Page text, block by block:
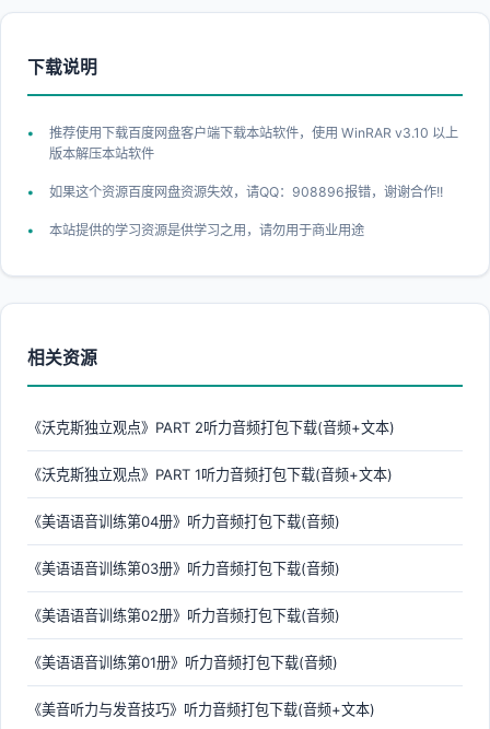
下载说明
推荐使用下载百度网盘客户端下载本站软件，使用 WinRAR v3.10 以上
版本解压本站软件
如果这个资源百度网盘资源失效，请QQ：908896报错，谢谢合作!!
本站提供的学习资源是供学习之用，请勿用于商业用途
相关资源
《沃克斯独立观点》PART 2听力音频打包下载(音频+文本)
《沃克斯独立观点》PART 1听力音频打包下载(音频+文本)
《美语语音训练第04册》听力音频打包下载(音频)
《美语语音训练第03册》听力音频打包下载(音频)
《美语语音训练第02册》听力音频打包下载(音频)
《美语语音训练第01册》听力音频打包下载(音频)
《美音听力与发音技巧》听力音频打包下载(音频+文本)